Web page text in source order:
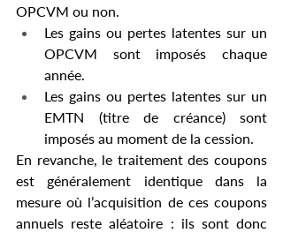
OPCVM ou non.
Les gains ou pertes latentes sur un
OPCVM sont imposés chaque
année.
Les gains ou pertes latentes sur un
EMTN (titre de créance) sont
imposés au moment de la cession.
En revanche, le traitement des coupons
est généralement identique dans la
mesure où l’acquisition de ces coupons
annuels reste aléatoire : ils sont donc